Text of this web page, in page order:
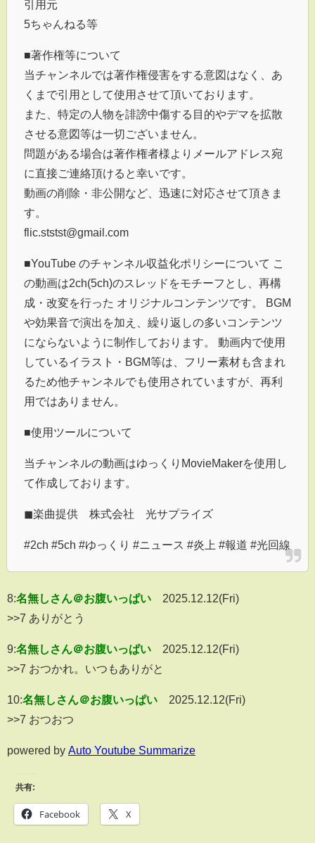
引用元
5ちゃんねる等
■著作権等について
当チャンネルでは著作権侵害をする意図はなく、あ
くまで引用として使用させて頂いております。
また、特定の人物を誹謗中傷する目的やデマを拡散
させる意図等は一切ございません。
問題がある場合は著作権者様よりメールアドレス宛
に直接ご連絡頂けると幸いです。
動画の削除・非公開など、迅速に対応させて頂きま
す。
flic.ststst@gmail.com
■YouTube のチャンネル収益化ポリシーについて こ
の動画は2ch(5ch)のスレッドをモチーフとし、再構
成・改変を行った オリジナルコンテンツです。 BGM
や効果音で演出を加え、繰り返しの多いコンテンツ
にならないように制作しております。 動画内で使用
しているイラスト・BGM等は、フリー素材も含まれ
るため他チャンネルでも使用されていますが、再利
用ではありません。
■使用ツールについて
当チャンネルの動画はゆっくりMovieMakerを使用し
て作成しております。
◼︎楽曲提供 株式会社 光サプライズ
#2ch #5ch #ゆっくり #ニュース #炎上 #報道 #光回線
8:名無しさん＠お腹いっぱい
2025.12.12(Fri)
>>7 ありがとう
9:名無しさん＠お腹いっぱい
2025.12.12(Fri)
>>7 おつかれ。いつもありがと
10:名無しさん＠お腹いっぱい
2025.12.12(Fri)
>>7 おつおつ
powered by Auto Youtube Summarize
共有:
Facebook X